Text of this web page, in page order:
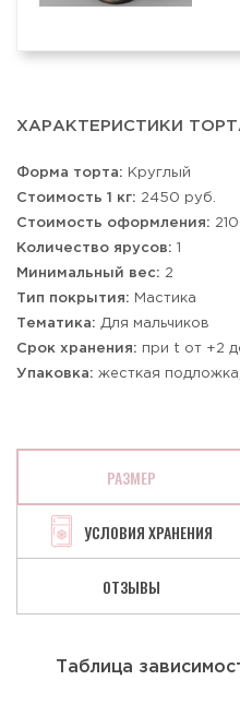
ХАРАКТЕРИСТИКИ
Форма торта: Круглый
Стоимость 1 кг: 2450 руб.
Стоимость оформления:
Количество ярусов: 1
Минимальный вес: 2
Тип покрытия: Мастика
Тематика: Для мальчиков
Срок хранения: при t от +2
Упаковка: жесткая
РАЗМЕР
УСЛОВИЯ ХРАНЕНИЯ
ОТЗЫВЫ
Таблица